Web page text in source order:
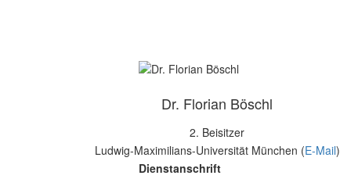
Dr. Florian Böschl
2. Beisitzer
Ludwig-Maximilians-Universität München (E-Mail)
Dienstanschrift